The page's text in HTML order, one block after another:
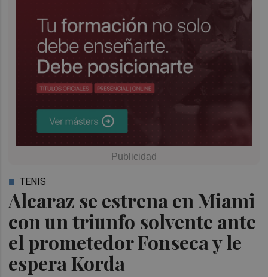
Alcaraz se estrena en Miami
con un triunfo solvente ante
el prometedor Fonseca y le
espera Korda
TENIS